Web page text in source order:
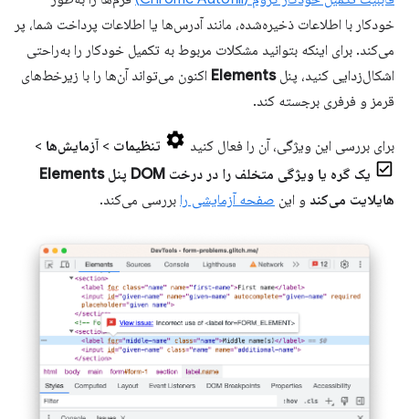
خودکار با اطلاعات ذخیره‌شده، مانند آدرس‌ها یا اطلاعات پرداخت شما، پر
می‌کند. برای اینکه بتوانید مشکلات مربوط به تکمیل خودکار را به‌راحتی
اشکال‌زدایی کنید، پنلElements اکنون می‌تواند آن‌ها را با زیرخط‌های
قرمز و فرفری برجسته کند.
برای بررسی این ویژگی، آن را فعال کنید تنظیمات > آزمایش‌ها >
یک گره یا ویژگی متخلف را در درخت DOM پنل Elements
هایلایت می‌کند و این صفحه آزمایشی را بررسی می‌کند.